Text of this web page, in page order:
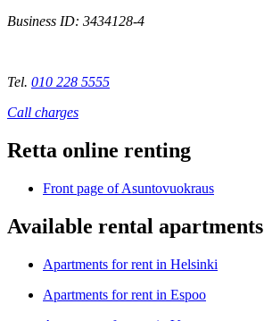
Business ID: 3434128-4
Tel. 010 228 5555
Call charges
Retta online renting
Front page of Asuntovuokraus
Available rental apartments
Apartments for rent in Helsinki
Apartments for rent in Espoo